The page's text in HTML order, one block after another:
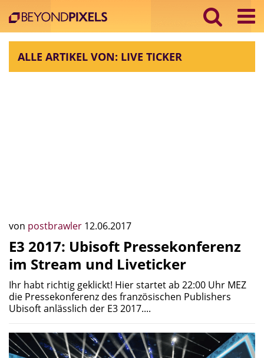
ALLE ARTIKEL VON: LIVE TICKER
von postbrawler 12.06.2017
E3 2017: Ubisoft Pressekonferenz
im Stream und Liveticker
Ihr habt richtig geklickt! Hier startet ab 22:00 Uhr MEZ
die Pressekonferenz des französischen Publishers
Ubisoft anlässlich der E3 2017....